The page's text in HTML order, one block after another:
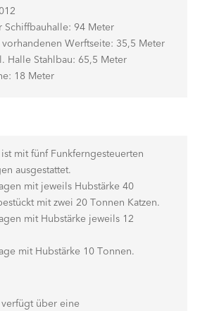
Schiffbauhalle: 94 Meter
vorhandenen Werftseite: 35,5 Meter
Halle Stahlbau: 65,5 Meter
18 Meter
mit fünf Funkferngesteuerten
ausgestattet.
mit jeweils Hubstärke 40
mit zwei 20 Tonnen Katzen.
mit Hubstärke jeweils 12
mit Hubstärke 10 Tonnen.
über eine